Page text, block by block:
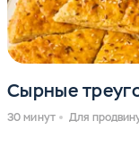
Сырные
30 минут Для